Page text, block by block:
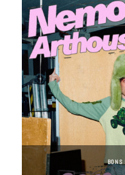
BONS